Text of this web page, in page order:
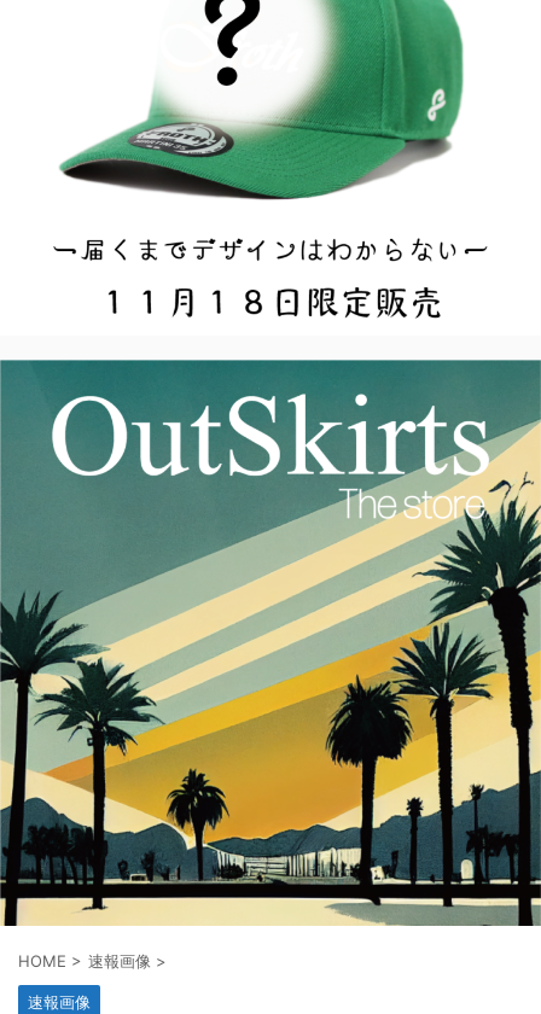
HOME > 速報画像 >
速報画像